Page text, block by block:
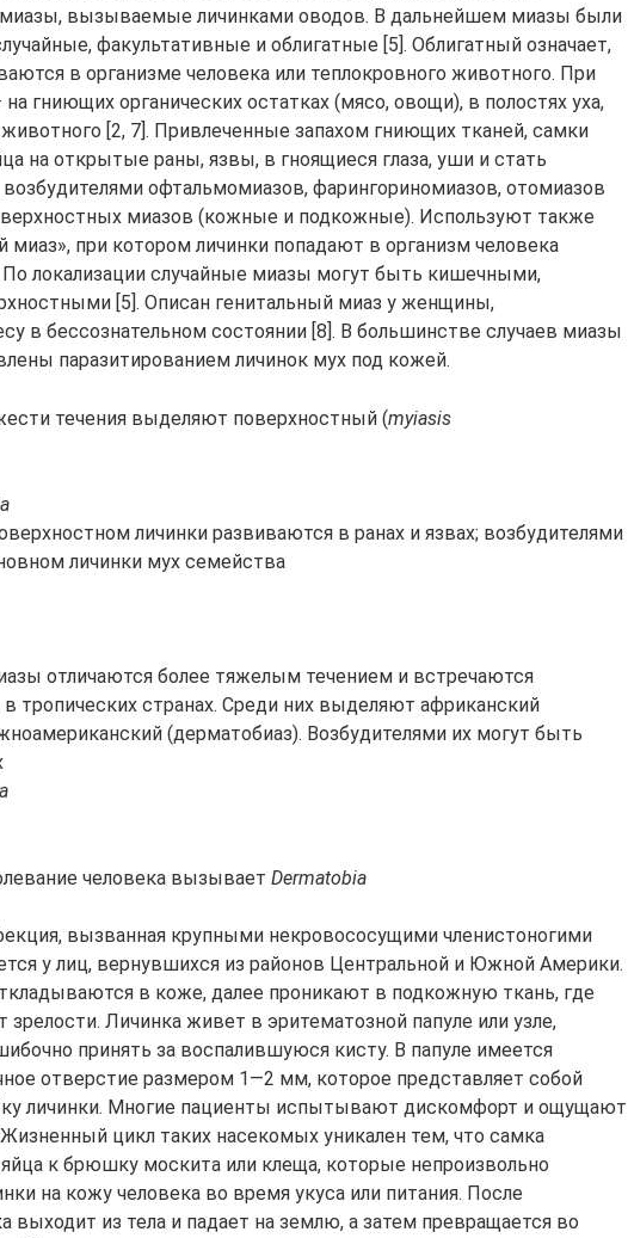
вызываемые личинками оводов. В дальнейшем миазы были
факультативные и облигатные [5]. Облигатный означает,
в организме человека или теплокровного животного. При
гниющих органических остатках (мясо, овощи), в полостях уха,
животного [2, 7]. Привлеченные запахом гниющих тканей, самки
на открытые раны, язвы, в гноящиеся глаза, уши и стать
офтальмомиазов, фарингориномиазов, отомиазов
миазов (кожные и подкожные). Используют также
миаз», при котором личинки попадают в организм человека
По локализации случайные миазы могут быть кишечными,
[5]. Описан генитальный миаз у женщины,
в бессознательном состоянии [8]. В большинстве случаев миазы
паразитированием личинок мух под кожей.
течения выделяют поверхностный (myiasis
личинки развиваются в ранах и язвах; возбудителями
личинки мух семейства
отличаются более тяжелым течением и встречаются
тропических странах. Среди них выделяют африканский
(дерматобиаз). Возбудителями их могут быть
человека вызывает Dermatobia
вызванная крупными некровососущими членистоногими
у лиц, вернувшихся из районов Центральной и Южной Америки.
в коже, далее проникают в подкожную ткань, где
зрелости. Личинка живет в эритематозной папуле или узле,
принять за воспалившуюся кисту. В папуле имеется
отверстие размером 1—2 мм, которое представляет собой
личинки. Многие пациенты испытывают дискомфорт и ощущают
цикл таких насекомых уникален тем, что самка
к брюшку москита или клеща, которые непроизвольно
на кожу человека во время укуса или питания. После
выходит из тела и падает на землю, а затем превращается во